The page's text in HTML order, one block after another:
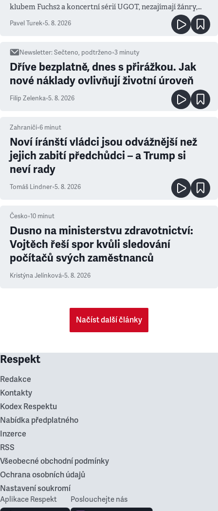
klubem Fuchs2 a koncertní sérií UGOT, nezajímají žánry,
ale atmosféra
Pavel Turek•5. 8. 2026
Newsletter:Sečteno, podtrženo•3 minuty
Dříve bezplatně, dnes s přirážkou. Jak
nové náklady ovlivňují životní úroveň
Filip Zelenka•5. 8. 2026
Zahraničí•6 minut
Noví íránští vládci jsou odvážnější než
jejich zabití předchůdci – a Trump si
neví rady
Tomáš Lindner•5. 8. 2026
Česko•10 minut
Dusno na ministerstvu zdravotnictví:
Vojtěch řeší spor kvůli sledování
počítačů svých zaměstnanců
Kristýna Jelínková•5. 8. 2026
Načíst další články
Respekt
Redakce
Kontakty
Kodex Respektu
Nabídka předplatného
Inzerce
RSS
Všeobecné obchodní podmínky
Ochrana osobních údajů
Nastavení soukromí
Aplikace Respekt Poslouchejte nás